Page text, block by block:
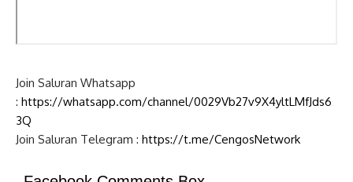
Join Saluran Whatsapp
: https://whatsapp.com/channel/0029Vb27v9X4yltLMfJds6
3Q
Join Saluran Telegram : https://t.me/CengosNetwork